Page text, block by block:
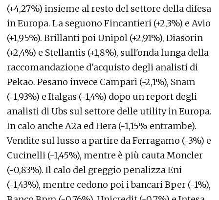
(+4,27%) insieme al resto del settore della difesa
in Europa. La seguono Fincantieri (+2,3%) e Avio
(+1,95%). Brillanti poi Unipol (+2,91%), Diasorin
(+2,4%) e Stellantis (+1,8%), sull'onda lunga della
raccomandazione d'acquisto degli analisti di
Pekao. Pesano invece Campari (-2,1%), Snam
(-1,93%) e Italgas (-1,4%) dopo un report degli
analisti di Ubs sul settore delle utility in Europa.
In calo anche A2a ed Hera (-1,15% entrambe).
Vendite sul lusso a partire da Ferragamo (-3%) e
Cucinelli (-1,45%), mentre è più cauta Moncler
(-0,83%). Il calo del greggio penalizza Eni
(-1,43%), mentre cedono poi i bancari Bper (-1%),